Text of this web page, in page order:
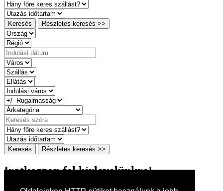
Keresés Részletes keresés >>
Keresés Részletes keresés >>
Iratkozzon fel hírlevelünkre!